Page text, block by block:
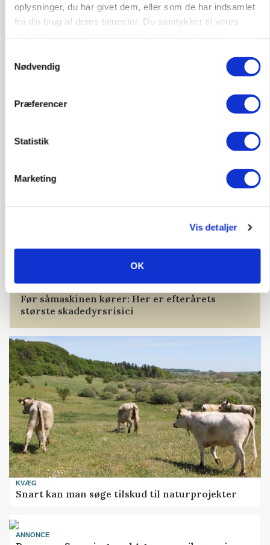
oplysninger, du har givet dem, eller som de har indsamlet
fra din brug af deres tjenester. Du samtykker til vores
Nødvendig
Præferencer
Statistik
Marketing
Vis detaljer
OK
EJENDOMME
Søren sin gård til salg for 78 millioner
Før såmaskinen kører: Her er efterårets
største skadedyrsrisici
KVÆG
Snart kan man søge tilskud til naturprojekter
ANNONCE